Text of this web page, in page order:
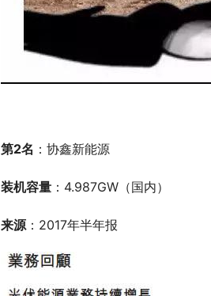
第2名 ：协鑫新能源
装机容量 ：4.987GW（国内）
来源：2017年半年报